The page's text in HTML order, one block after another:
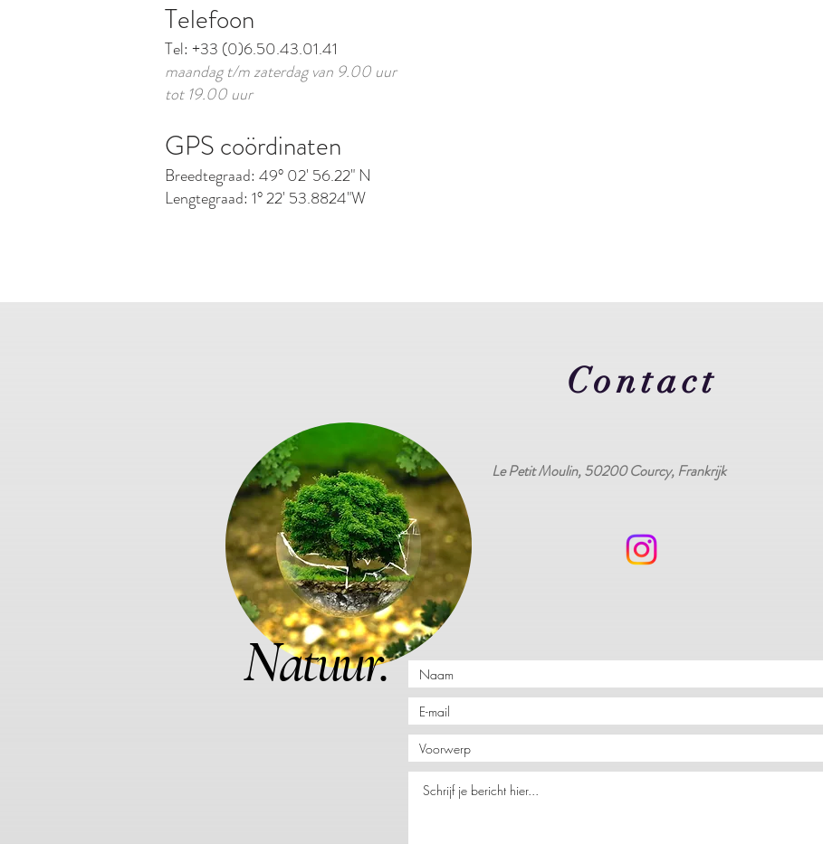
Telefoon
Tel: +33 (0)6.50.43.01.41
maandag t/m zaterdag van 9.00 uur
tot 19.00 uur
GPS coördinaten
Breedtegraad: 49° 02' 56.22" N
Lengtegraad: 1° 22' 53.8824"W
Natuur.
Contact
Le Petit Moulin, 50200 Courcy, Frankrijk